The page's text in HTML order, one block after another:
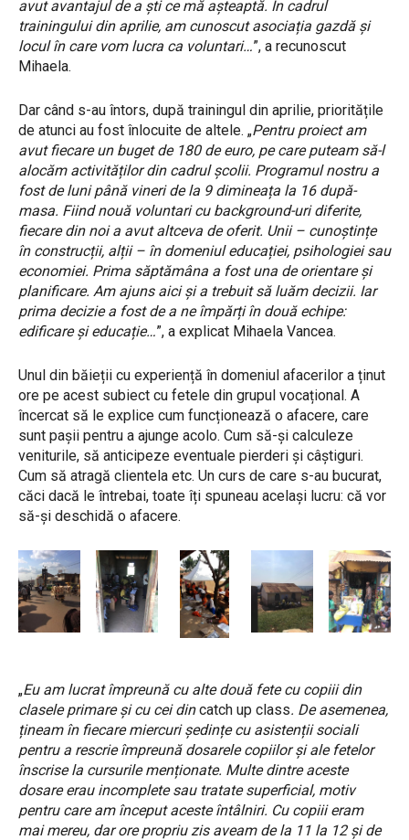
avut avantajul de a ști ce mă așteaptă. În cadrul
trainingului din aprilie, am cunoscut asociația gazdă și
locul în care vom lucra ca voluntari…”, a recunoscut
Mihaela.
Dar când s-au întors, după trainingul din aprilie, prioritățile
de atunci au fost înlocuite de altele. „Pentru proiect am
avut fiecare un buget de 180 de euro, pe care puteam să-l
alocăm activităților din cadrul școlii. Programul nostru a
fost de luni până vineri de la 9 dimineața la 16 după-
masa. Fiind nouă voluntari cu background-uri diferite,
fiecare din noi a avut altceva de oferit. Unii – cunoștințe
în construcții, alții – în domeniul educației, psihologiei sau
economiei. Prima săptămâna a fost una de orientare și
planificare. Am ajuns aici și a trebuit să luăm decizii. Iar
prima decizie a fost de a ne împărți în două echipe:
edificare și educație…”, a explicat Mihaela Vancea.
Unul din băieții cu experiență în domeniul afacerilor a ținut
ore pe acest subiect cu fetele din grupul vocațional. A
încercat să le explice cum funcționează o afacere, care
sunt pașii pentru a ajunge acolo. Cum să-și calculeze
veniturile, să anticipeze eventuale pierderi și câștiguri.
Cum să atragă clientela etc. Un curs de care s-au bucurat,
căci dacă le întrebai, toate îți spuneau același lucru: că vor
să-și deschidă o afacere.
„Eu am lucrat împreună cu alte două fete cu copiii din
clasele primare și cu cei dincatch up class. De asemenea,
țineam în fiecare miercuri ședințe cu asistenții sociali
pentru a rescrie împreună dosarele copiilor și ale fetelor
înscrise la cursurile menționate. Multe dintre aceste
dosare erau incomplete sau tratate superficial, motiv
pentru care am început aceste întâlniri. Cu copiii eram
mai mereu, dar ore propriu zis aveam de la 11 la 12 și de